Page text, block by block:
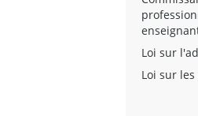
Loi sur
Loi sur